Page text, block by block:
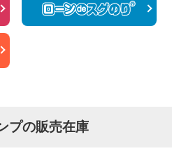
プの販売在庫